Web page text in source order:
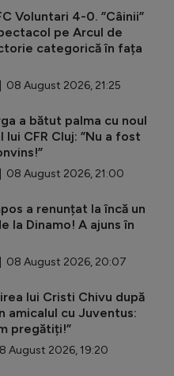
Voluntari 4-0. ”Câinii”
pe Arcul de
categorică în fața
08 August 2026, 21:25
a bătut palma cu noul
lui CFR Cluj: ”Nu a fost
08 August 2026, 21:00
a renunțat la încă un
la Dinamo! A ajuns în
08 August 2026, 20:07
lui Cristi Chivu după
amicalul cu Juventus:
pregătiți!”
August 2026, 19:20